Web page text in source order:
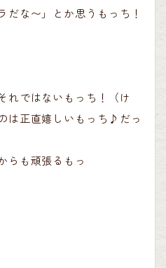
だな〜」とか思うもっち！
れではないもっち！（け
は正直嬉しいもっち♪だっ
らも頑張るもっ